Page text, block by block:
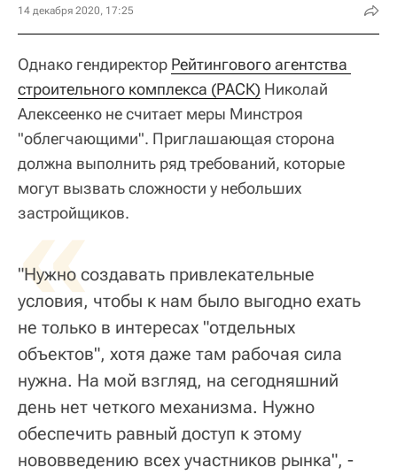
14 декабря 2020, 17:25
Однако гендиректор Рейтингового агентства
строительного комплекса (РАСК) Николай
Алексеенко не считает меры Минстроя
"облегчающими". Приглашающая сторона
должна выполнить ряд требований, которые
могут вызвать сложности у небольших
застройщиков.
«
"Нужно создавать привлекательные
условия, чтобы к нам было выгодно ехать
не только в интересах "отдельных
объектов", хотя даже там рабочая сила
нужна. На мой взгляд, на сегодняшний
день нет четкого механизма. Нужно
обеспечить равный доступ к этому
нововведению всех участников рынка", -